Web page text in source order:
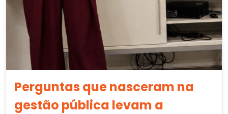
Perguntas que nasceram na
gestão pública levam a